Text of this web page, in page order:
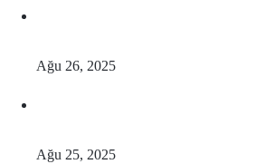
Ağu 26, 2025
Ağu 25, 2025